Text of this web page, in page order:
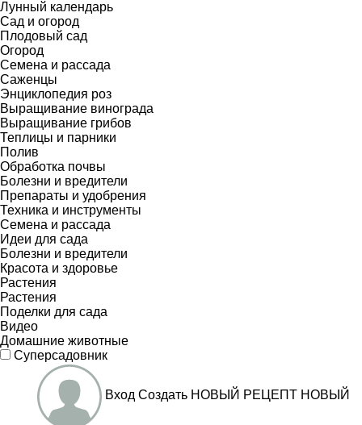
Лунный календарь
Сад и огород
Плодовый сад
Огород
Семена и рассада
Саженцы
Энциклопедия роз
Выращивание винограда
Выращивание грибов
Теплицы и парники
Полив
Обработка почвы
Болезни и вредители
Препараты и удобрения
Техника и инструменты
Семена и рассада
Идеи для сада
Болезни и вредители
Красота и здоровье
Растения
Растения
Поделки для сада
Видео
Домашние животные
Суперсадовник
Вход Создать НОВЫЙ РЕЦЕПТ НОВЫЙ